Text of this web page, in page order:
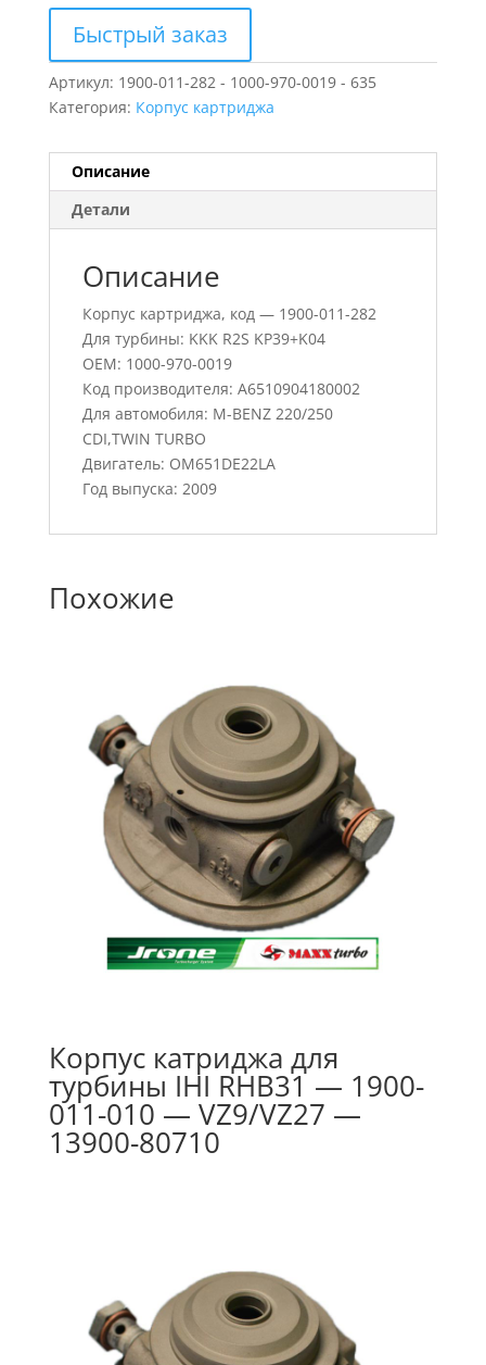
Быстрый заказ
Артикул: 1900-011-282 - 1000-970-0019 - 635
Категория: Корпус картриджа
Описание
Детали
Описание
Корпус картриджа, код — 1900-011-282
Для турбины: KKK R2S KP39+K04
OEM: 1000-970-0019
Код производителя: A6510904180002
Для автомобиля: M-BENZ 220/250
CDI,TWIN TURBO
Двигатель: OM651DE22LA
Год выпуска: 2009
Похожие
Корпус катриджа для
турбины IHI RHB31 — 1900-
011-010 — VZ9/VZ27 —
13900-80710